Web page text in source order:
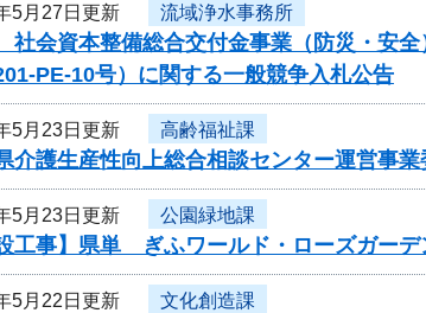
5月27日更新 流域浄水事務所
会資本整備総合交付金事業（防災・安全
PE-10号）に関する一般競争入札公告
5月23日更新 高齢福祉課
介護生産性向上総合相談センター運営事
5月23日更新 公園緑地課
設工事】県単 ぎふワールド・ローズガー
5月22日更新 文化創造課